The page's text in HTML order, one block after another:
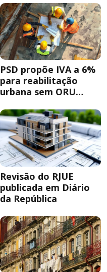
PSD propõe IVA a 6%
para reabilitação
urbana sem ORU
Revisão do RJUE
publicada em Diário
da República